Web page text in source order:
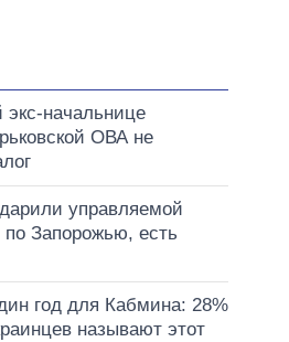
начальнице
ОВА не
управляемой
Запорожью, есть
год для Кабмина: 28%
называют этот